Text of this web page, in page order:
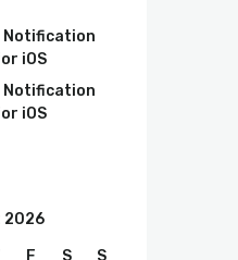
Notification
iOS
Notification
iOS
2026
F S S